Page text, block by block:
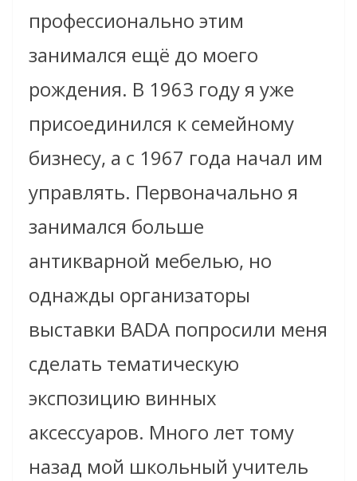
профессионально этим
занимался ещё до моего
рождения. В 1963 году я уже
присоединился к семейному
бизнесу, а с 1967 года начал им
управлять. Первоначально я
занимался больше
антикварной мебелью, но
однажды организаторы
выставки BADA попросили меня
сделать тематическую
экспозицию винных
аксессуаров. Много лет тому
назад мой школьный учитель